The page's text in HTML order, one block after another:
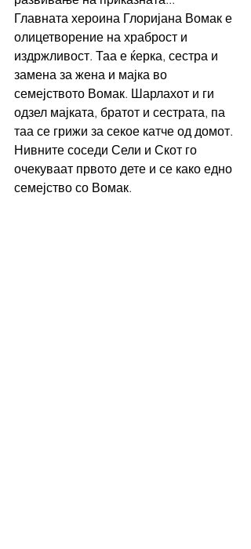
Главната хероина Глоријана Вомак е
олицетворение на храброст и
издржливост. Таа е ќерка, сестра и
замена за жена и мајка во
семејството Вомак. Шарлахот и ги
одзел мајката, братот и сестрата, па
таа се грижи за секое катче од домот.
Нивните соседи Сели и Скот го
очекуваат првото дете и се како едно
семејство со Вомак.